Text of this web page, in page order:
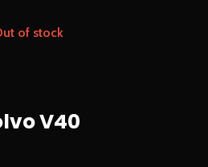
V40
of stock